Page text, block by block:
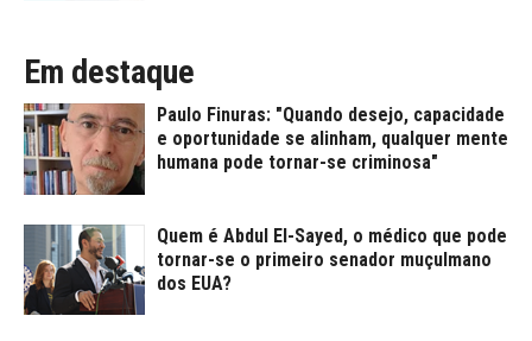
Em destaque
Paulo Finuras: "Quando desejo, capacidade
e oportunidade se alinham, qualquer mente
humana pode tornar-se criminosa"
Quem é Abdul El-Sayed, o médico que pode
tornar-se o primeiro senador muçulmano
dos EUA?